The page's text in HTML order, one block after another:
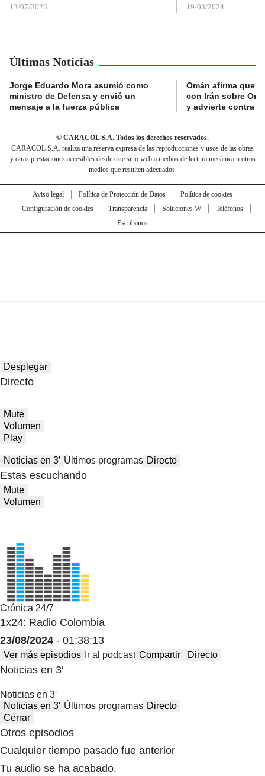
13/07/2023 19/03/2024
Últimas Noticias
Jorge Eduardo Mora asumió como
ministro de Defensa y envió un
mensaje a la fuerza pública
Omán afirma que
con Irán sobre
y advierte contra
© CARACOL S.A. Todos los derechos reservados.
CARACOL S.A. realiza una reserva expresa de las reproducciones y usos de las obras
y otras prestaciones accesibles desde este sitio web a medios de lectura mecánica u otros
medios que resulten adecuados.
Aviso legal Política de Protección de Datos
Política de cookies
Configuración de cookies
Transparencia Soluciones W
Teléfonos
Escríbanos
Desplegar
Directo
Mute
Volumen
Play
Noticias en 3′ Últimos programas Directo
Estas escuchando
Mute
Volumen
Crónica 24/7
1x24: Radio Colombia
23/08/2024 - 01:38:13
Ver más episodios Ir al podcast Compartir Directo
Noticias en 3′
Noticias en 3′
Noticias en 3′ Últimos programas Directo
Cerrar
Otros episodios
Cualquier tiempo pasado fue anterior
Tu audio se ha acabado.